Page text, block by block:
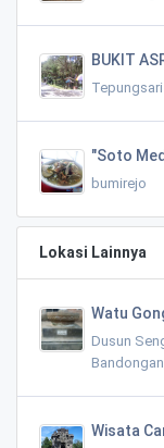
BUKIT
"Soto
bumirejo
Lokasi Lainnya
Watu
Dusun
Bandongan
Wisata